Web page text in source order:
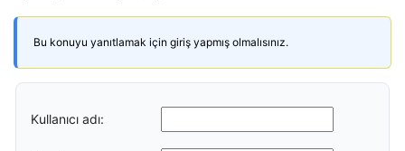
Bu konuyu yanıtlamak için giriş yapmış olmalısınız.
Kullanıcı adı: